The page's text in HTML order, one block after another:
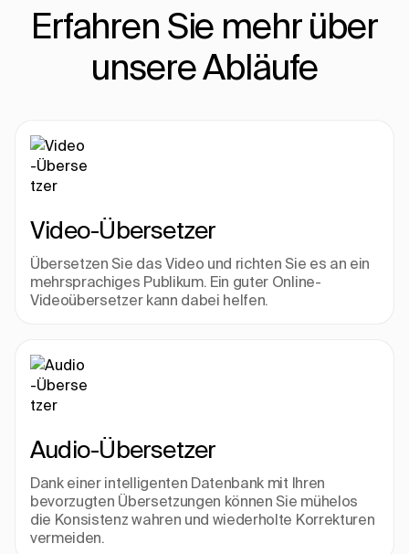
Erfahren Sie mehr über
unsere Abläufe
Video-Übersetzer
Übersetzen Sie das Video und richten Sie es an ein
mehrsprachiges Publikum. Ein guter Online-
Videoübersetzer kann dabei helfen.
Audio-Übersetzer
Dank einer intelligenten Datenbank mit Ihren
bevorzugten Übersetzungen können Sie mühelos
die Konsistenz wahren und wiederholte Korrekturen
vermeiden.